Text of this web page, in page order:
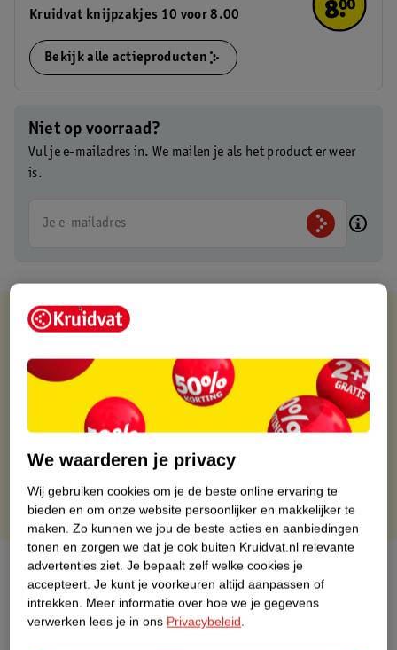
Kruidvat knijpzakjes 10 voor 8.00
Bekijk alle actieproducten
Niet op voorraad?
Vul je e-mailadres in. We mailen je als het product er weer
is.
Je e-mailadres
Kruidvat is altijd voordelig
Gratis ophalen in de winkel
Op werkdagen voor 22:00 uur besteld, volgende dag in huis
Gratis thuisbezorgd vanaf 50.00
Gratis retourneren binnen 30 dagen
Gratis punten met je Kruidvat kaart
Over dit product
Productinformatie
We waarderen je privacy
Wij gebruiken cookies om je de beste online ervaring te
bieden en om onze website persoonlijker en makkelijker te
maken. Zo kunnen we jou de beste acties en aanbiedingen
tonen en zorgen we dat je ook buiten Kruidvat.nl relevante
advertenties ziet. Je bepaalt zelf welke cookies je
accepteert. Je kunt je voorkeuren altijd aanpassen of
intrekken. Meer informatie over hoe we je gegevens
verwerken lees je in ons Privacybeleid.